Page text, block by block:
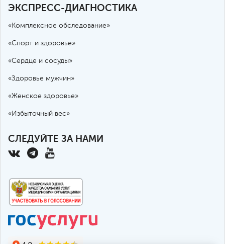
ЭКСПРЕСС-ДИАГНОСТИКА
«Комплексное обследование»
«Спорт и здоровье»
«Сердце и сосуды»
«Здоровье мужчин»
«Женское здоровье»
«Избыточный вес»
СЛЕДУЙТЕ ЗА НАМИ